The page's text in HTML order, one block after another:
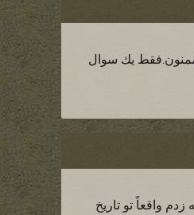
يك سوال
واقعاً تو تاريخ